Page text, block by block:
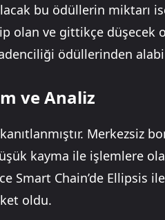
bu ödüllerin miktarı
olan ve gittikçe
ödüllerinden
ve Analiz
Merkezsiz
kayma ile işlemlere
Smart Chain’de Ellipsis
oldu.